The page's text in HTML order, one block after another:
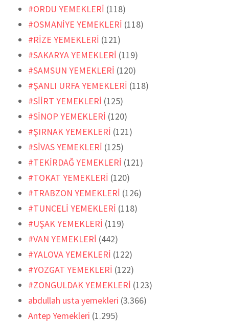
#ORDU YEMEKLERİ (118)
#OSMANİYE YEMEKLERİ (118)
#RİZE YEMEKLERİ (121)
#SAKARYA YEMEKLERİ (119)
#SAMSUN YEMEKLERİ (120)
#ŞANLI URFA YEMEKLERİ (118)
#SİİRT YEMEKLERİ (125)
#SİNOP YEMEKLERİ (120)
#ŞIRNAK YEMEKLERİ (121)
#SİVAS YEMEKLERİ (125)
#TEKİRDAĞ YEMEKLERİ (121)
#TOKAT YEMEKLERİ (120)
#TRABZON YEMEKLERİ (126)
#TUNCELİ YEMEKLERİ (118)
#UŞAK YEMEKLERİ (119)
#VAN YEMEKLERİ (442)
#YALOVA YEMEKLERİ (122)
#YOZGAT YEMEKLERİ (122)
#ZONGULDAK YEMEKLERİ (123)
abdullah usta yemekleri (3.366)
Antep Yemekleri (1.295)